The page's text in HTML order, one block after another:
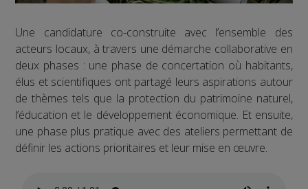
Une candidature co-construite avec l’ensemble des
acteurs locaux, à travers une démarche collaborative en
deux phases : une phase de concertation où habitants,
élus et scientifiques ont partagé leurs aspirations autour
de thèmes tels que la protection du patrimoine naturel,
l’éducation et le développement économique. Et ensuite,
une phase plus pratique avec des ateliers permettant de
définir les actions prioritaires et leur mise en œuvre.